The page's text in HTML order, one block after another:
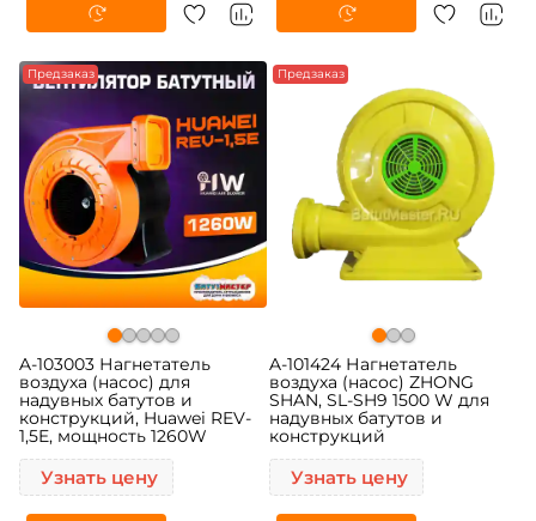
Предзаказ
A-103003 Нагнетатель
воздуха (насос) для
надувных батутов и
конструкций, Huawei REV-
1,5E, мощность 1260W
Узнать цену
Предзаказ
A-101424 Нагнетатель
воздуха (насос) ZHONG
SHAN, SL-SH9 1500 W для
надувных батутов и
конструкций
Узнать цену